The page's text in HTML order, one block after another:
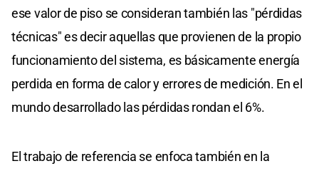
ese valor de piso se consideran también las "pérdidas
técnicas" es decir aquellas que provienen de la propio
funcionamiento del sistema, es básicamente energía
perdida en forma de calor y errores de medición. En el
mundo desarrollado las pérdidas rondan el 6%.
El trabajo de referencia se enfoca también en la